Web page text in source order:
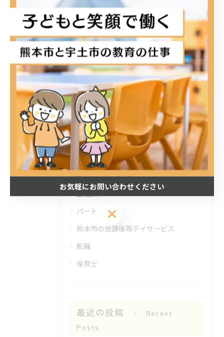
#KIDSDIARY#放課後デイサービス#積み立て棒#空間認識#
集中力アップ
< 前のページ 一覧に戻る 次のページ >
カテゴリー Categories
全てのカテゴリー
正社員
パート
熊本市の放課後等デイサービス
転職
保育士
最近の投稿
Recent
Posts
お気軽にお問い合わせください
お気軽にお問い合わせください